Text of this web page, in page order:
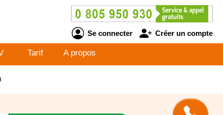
Se connecter Créer un compte
Tarif A propos